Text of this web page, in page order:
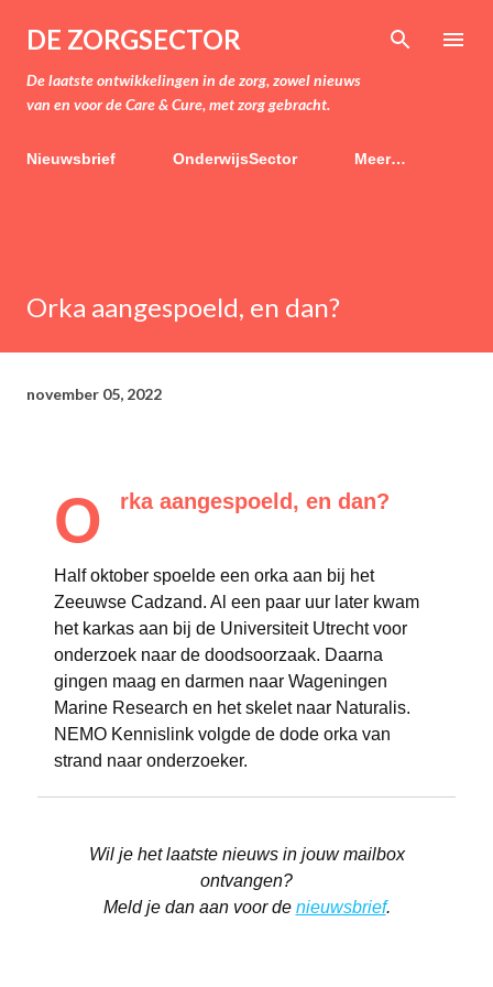
Doorgaan naar hoofdcontent
DE ZORGSECTOR
De laatste ontwikkelingen in de zorg, zowel nieuws
van en voor de Care & Cure, met zorg gebracht.
Nieuwsbrief OnderwijsSector Meer…
Orka aangespoeld, en dan?
november 05, 2022
O rka aangespoeld, en dan?
Half oktober spoelde een orka aan bij het
Zeeuwse Cadzand. Al een paar uur later kwam
het karkas aan bij de Universiteit Utrecht voor
onderzoek naar de doodsoorzaak. Daarna
gingen maag en darmen naar Wageningen
Marine Research en het skelet naar Naturalis.
NEMO Kennislink volgde de dode orka van
strand naar onderzoeker.
Wil je het laatste nieuws in jouw mailbox
ontvangen?
Meld je dan aan voor de nieuwsbrief.